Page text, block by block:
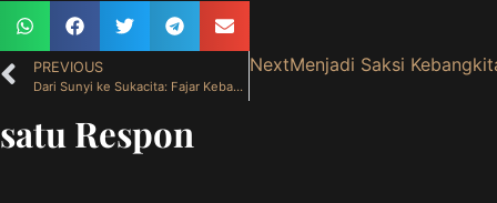
PREVIOUS
Dari Sunyi ke Sukacita: Fajar Kebangkitan di Tengah Keheningan Sabtu Suci ( 4 April 2026 )
NextMenjadi Saksi
satu Respon